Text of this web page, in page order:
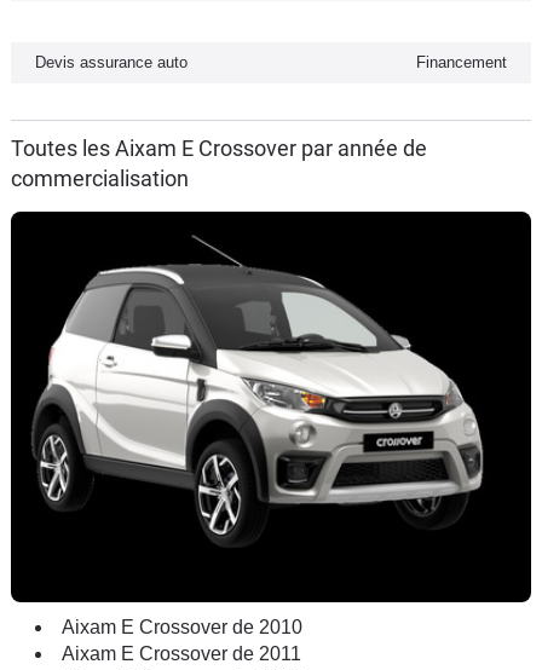
Auto
Services
Forum
Marques
Devis assurance auto Financement
Toutes les Aixam E Crossover par année de
commercialisation
Aixam E Crossover de 2010
Aixam E Crossover de 2011